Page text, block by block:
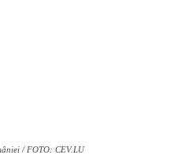
/ FOTO: CEV.LU